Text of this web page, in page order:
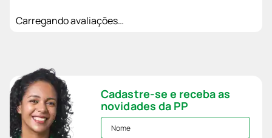
Carregando avaliações…
Cadastre-se e receba as
novidades da PP